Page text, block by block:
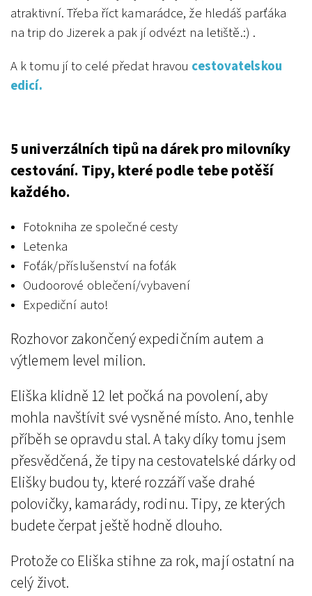
atraktivní. Třeba říct kamarádce, že hledáš parťáka
na trip do Jizerek a pak jí odvézt na letiště.:) .
A k tomu jí to celé předat hravou cestovatelskou
edicí.
5 univerzálních tipů na dárek pro milovníky
cestování. Tipy, které podle tebe potěší
každého.
Fotokniha ze společné cesty
Letenka
Foťák/příslušenství na foťák
Oudoorové oblečení/vybavení
Expediční auto!
Rozhovor zakončený expedičním autem a
výtlemem level milion.
Eliška klidně 12 let počká na povolení, aby
mohla navštívit své vysněné místo. Ano, tenhle
příběh se opravdu stal. A taky díky tomu jsem
přesvědčená, že tipy na cestovatelské dárky od
Elišky budou ty, které rozzáří vaše drahé
polovičky, kamarády, rodinu. Tipy, ze kterých
budete čerpat ještě hodně dlouho.
Protože co Eliška stihne za rok, mají ostatní na
celý život.